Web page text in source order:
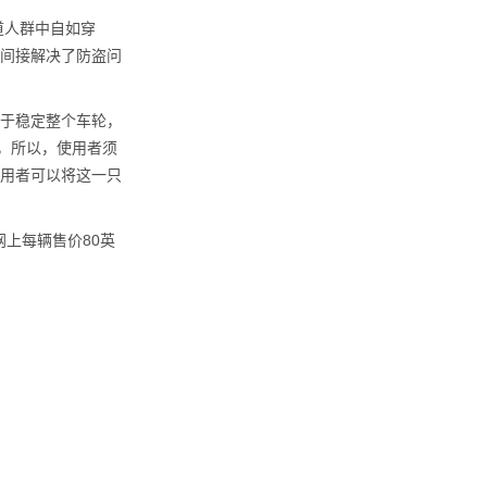
群中自如穿
接解决了防盗问
定整个车轮，
所以，使用者须
者可以将这一只
上每辆售价80英